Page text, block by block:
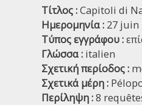
Τίτλος :Capitoli di
Ημερομηνία : 27 juin
Τύπος εγγράφου :
Γλώσσα : italien
Σχετική περίοδος :
Σχετικά μέρη :
Περίληψη :8